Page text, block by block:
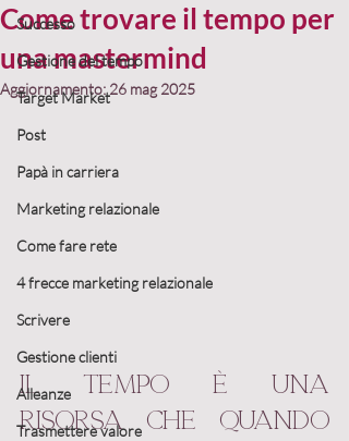
Successo
Gestione del tempo
Target Market
Post
Papà in carriera
Marketing relazionale
Come fare rete
4 frecce marketing relazionale
Scrivere
Gestione clienti
Alleanze
Trasmettere valore
Come trovare il tempo per
una mastermind
Aggiornamento:26 mag 2025
Il tempo è una
risorsa che quando